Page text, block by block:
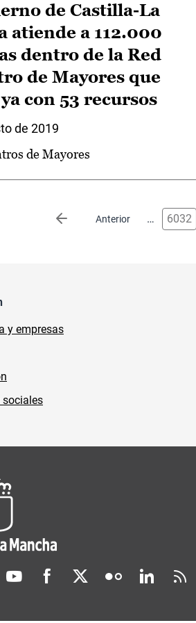
de Castilla-La
atiende a 112.000
dentro de la Red
de Mayores que
con 53 recursos
de 2019
de Mayores
Anterior
Página anterior … 6032
y empresas
sociales
JCCM